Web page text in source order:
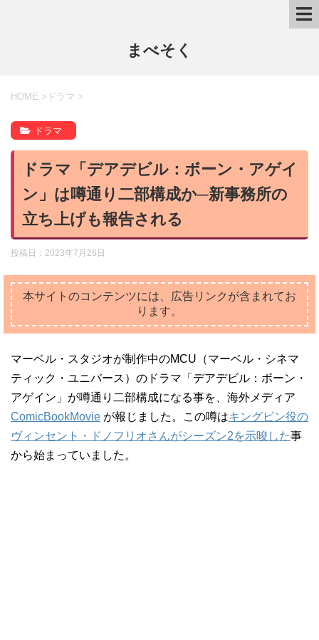
まべそく
HOME > ドラマ >
ドラマ
ドラマ「デアデビル：ボーン・アゲイ
ン」は噂通り二部構成か─新事務所の
立ち上げも報告される
投稿日： 2023年7月26日
本サイトのコンテンツには、広告リンクが含まれてお
ります。
マーベル・スタジオが制作中のMCU（マーベル・シネマ
ティック・ユニバース）のドラマ「デアデビル：ボーン・
アゲイン」が噂通り二部構成になる事を、海外メディア
ComicBookMovie が報じました。この噂はキングピン役の
ヴィンセント・ドノフリオさんがシーズン2を示唆した事
から始まっていました。